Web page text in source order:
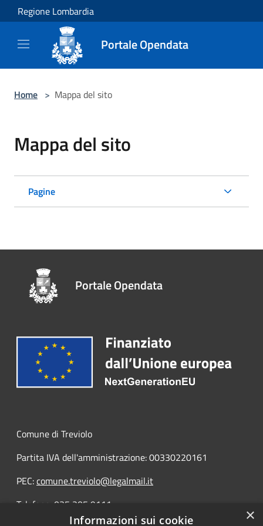
Salta al contenuto principale
Regione Lombardia
Portale Opendata
Home > Mappa del sito
Mappa del sito
Pagine
Portale Opendata
Comune di Treviolo
Partita IVA dell'amministrazione: 00330220161
PEC:comune.treviolo@legalmail.it
Telefono: 035 205 9111
×
Informazioni sui cookie